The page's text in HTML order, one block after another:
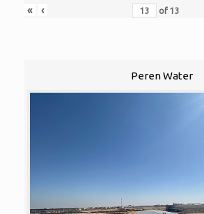
« ‹ of 13
Peren Water